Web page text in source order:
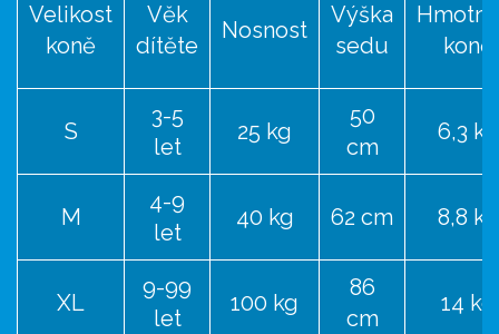
Velikost
koně
Věk
dítěte
Nosnost
Výška
sedu
koně
S
3-5
let
25 kg
50
cm
6,3 kg
M
4-9
let
40 kg 62 cm 8,8 kg
XL
9-99
let
100 kg
86
cm
14 kg